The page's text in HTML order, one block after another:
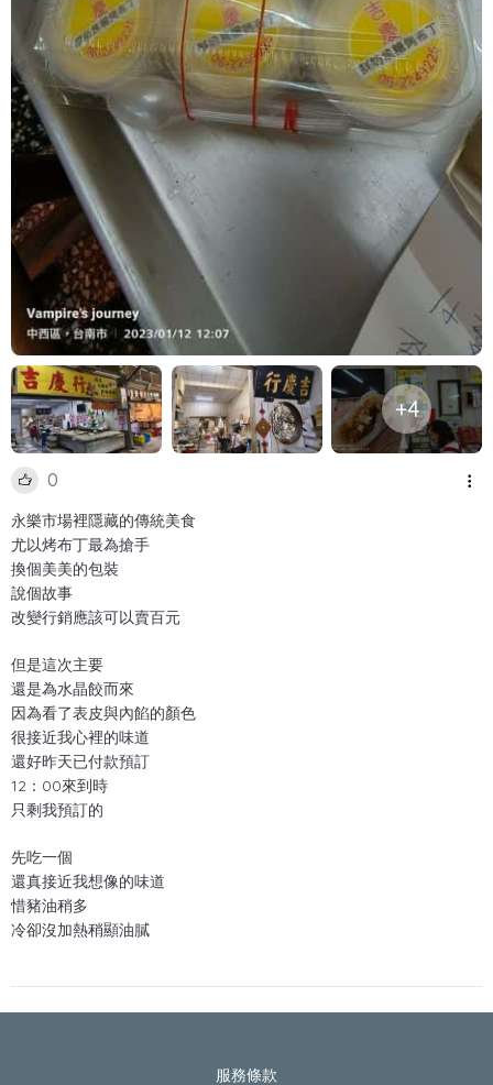
+4
0
永樂市場裡隱藏的傳統美食
尤以烤布丁最為搶手
換個美美的包裝
說個故事
改變行銷應該可以賣百元
但是這次主要
還是為水晶餃而來
因為看了表皮與內餡的顏色
很接近我心裡的味道
還好昨天已付款預訂
12：00來到時
只剩我預訂的
先吃一個
還真接近我想像的味道
惜豬油稍多
冷卻沒加熱稍顯油膩
服務條款